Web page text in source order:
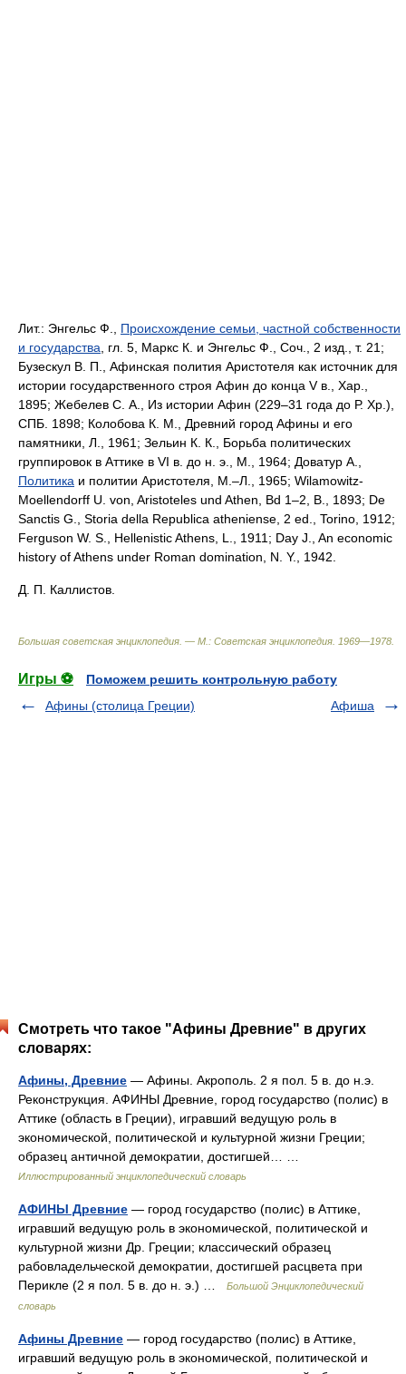
Лит.: Энгельс Ф., Происхождение семьи, частной собственности
и государства , гл. 5, Маркс К. и Энгельс Ф., Соч., 2 изд., т. 21;
Бузескул В. П., Афинская полития Аристотеля как источник для
истории государственного строя Афин до конца V в., Хар.,
1895; Жебелев С. А., Из истории Афин (229‒31 года до Р. Хр.),
СПБ. 1898; Колобова К. М., Древний город Афины и его
памятники, Л., 1961; Зельин К. К., Борьба политических
группировок в Аттике в VI в. до н. э., М., 1964; Доватур А.,
Политика и политии Аристотеля, М.‒Л., 1965; Wilamоwitz-
Moellendorff U. von, Aristoteles und Athen, Bd 1‒2, В., 1893; De
Sanctis G., Storia della Republica atheniense, 2 ed., Torino, 1912;
Ferguson W. S., Hellenistic Athens, L., 1911; Day J., An economic
history of Athens under Roman domination, N. Y., 1942.
Д. П. Каллистов.
Большая советская энциклопедия. — М.: Советская энциклопедия 1969—1978
Игры ⚽
Поможем решить контрольную работу
Афины (столица Греции)
Афиша
Смотреть что такое "Афины Древние" в других
словарях:
Афины, Древние — Афины. Акрополь. 2 я пол. 5 в. до н.э.
Реконструкция. АФИНЫ Древние, город государство (полис) в
Аттике (область в Греции), игравший ведущую роль в
экономической, политической и культурной жизни Греции;
образец античной демократии, достигшей… …
Иллюстрированный энциклопедический словарь
АФИНЫ Древние — город государство (полис) в Аттике,
игравший ведущую роль в экономической, политической и
культурной жизни Др. Греции; классический образец
рабовладельческой демократии, достигшей расцвета при
Перикле (2 я пол. 5 в. до н. э.) …
Большой Энциклопедический
словарь
Афины Древние — город государство (полис) в Аттике,
игравший ведущую роль в экономической, политической и